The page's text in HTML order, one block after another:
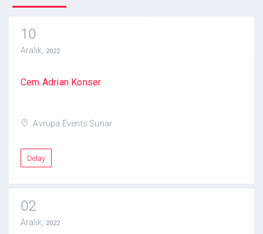
10
Aralık, 2022
Cem Adrian Konser
Avrupa Events Sunar
Detay
02
Aralık, 2022